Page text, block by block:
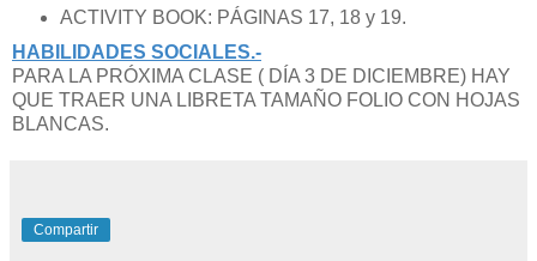
ACTIVITY BOOK: PÁGINAS 17, 18 y 19.
HABILIDADES SOCIALES.-
PARA LA PRÓXIMA CLASE ( DÍA 3 DE DICIEMBRE) HAY
QUE TRAER UNA LIBRETA TAMAÑO FOLIO CON HOJAS
BLANCAS.
Compartir